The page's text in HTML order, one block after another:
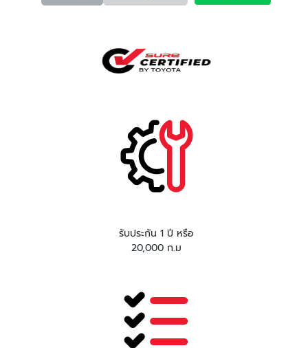
รับประกัน 1 ปี หรือ
20,000 ก.ม